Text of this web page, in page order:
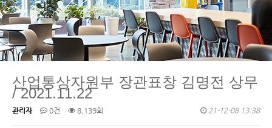
산업통상자원부 장관표창 김명전 상무
/ 2021.11.22
관리자 0건 8,139회 21-12-08 13:38